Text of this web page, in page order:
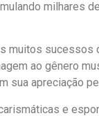
milhares
muitos sucessos
ao gênero
sua apreciação
e